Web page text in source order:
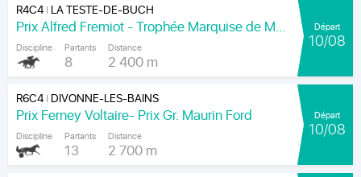
R4C4| LA TESTE-DE-BUCH
Prix Alfred Fremiot - Trophée Marquise de Moratalla
Discipline Partants
8
Distance
2 400 m
Départ
10/08
R6C4| DIVONNE-LES-BAINS
Prix Ferney Voltaire- Prix Gr. Maurin Ford
Discipline Partants
13
Distance
2 700 m
Départ
10/08